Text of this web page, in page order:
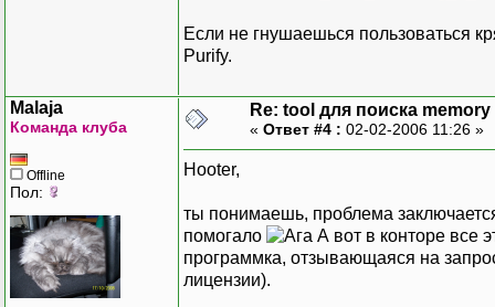
Если не гнушаешься пользоваться
Purify.
Malaja
Команда клуба
Offline
Пол:
Re: tool для поиска memory
« Ответ #4 : 02-02-2006 11:26 »
Hooter,
ты понимаешь, проблема
помогало
А вот в конторе все
программка, отзывающаяся на
лицензии).